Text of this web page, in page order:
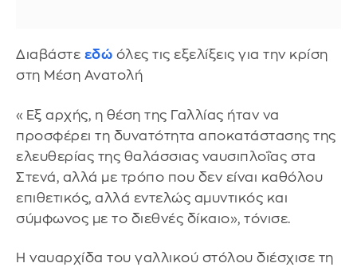
Διαβάστε εδώ όλες τις εξελίξεις για την κρίση
στη Μέση Ανατολή
«Εξ αρχής, η θέση της Γαλλίας ήταν να
προσφέρει τη δυνατότητα αποκατάστασης της
ελευθερίας της θαλάσσιας ναυσιπλοΐας στα
Στενά, αλλά με τρόπο που δεν είναι καθόλου
επιθετικός, αλλά εντελώς αμυντικός και
σύμφωνος με το διεθνές δίκαιο», τόνισε.
Η ναυαρχίδα του γαλλικού στόλου διέσχισε τη